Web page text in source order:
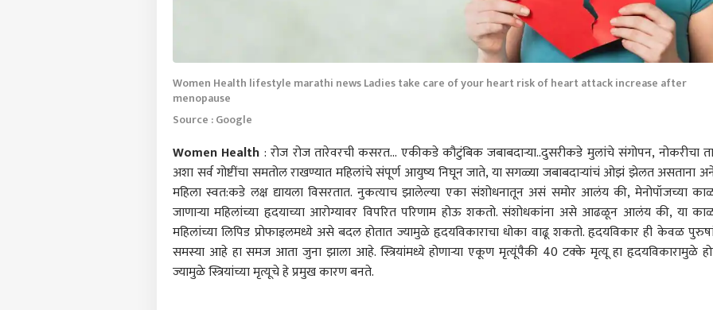
Women Health lifestyle marathi news Ladies take care of your heart risk of heart attack increase after
menopause
Source : Google
Women Health : रोज रोज तारेवरची कसरत... एकीकडे कौटुंबिक जबाबदाऱ्या..दुसरीकडे मुलांचे संगोपन, नोकरीचा
अशा सर्व गोष्टींचा समतोल राखण्यात महिलांचे संपूर्ण आयुष्य निघून जाते, या सगळ्या जबाबदाऱ्यांचं ओझं झेलत असताना
महिला स्वत:कडे लक्ष द्यायला विसरतात. नुकत्याच झालेल्या एका संशोधनातून असं समोर आलंय की, मेनोपॉजच्या
जाणाऱ्या महिलांच्या हृदयाच्या आरोग्यावर विपरित परिणाम होऊ शकतो. संशोधकांना असे आढळून आलंय की, या
महिलांच्या लिपिड प्रोफाइलमध्ये असे बदल होतात ज्यामुळे हृदयविकाराचा धोका वाढू शकतो. हृदयविकार ही केवळ
समस्या आहे हा समज आता जुना झाला आहे. स्त्रियांमध्ये होणाऱ्या एकूण मृत्यूंपैकी 40 टक्के मृत्यू हा हृदयविकारामुळे
ज्यामुळे स्त्रियांच्या मृत्यूचे हे प्रमुख कारण बनते.